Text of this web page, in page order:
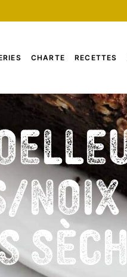
CHARTE RECETTES